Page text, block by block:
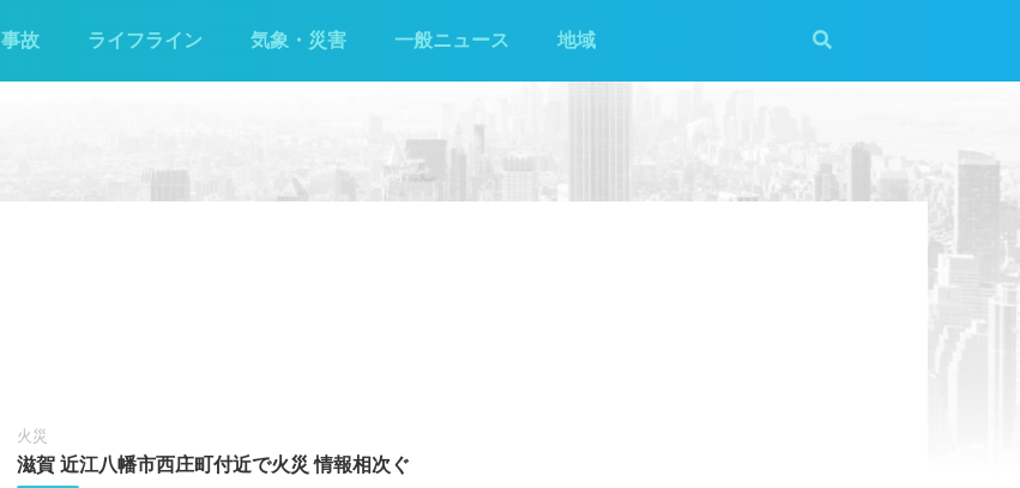
事故 ライフライン 気象・災害 一般ニュース 地域
火災
滋賀 近江八幡市西庄町付近で火災 情報相次ぐ